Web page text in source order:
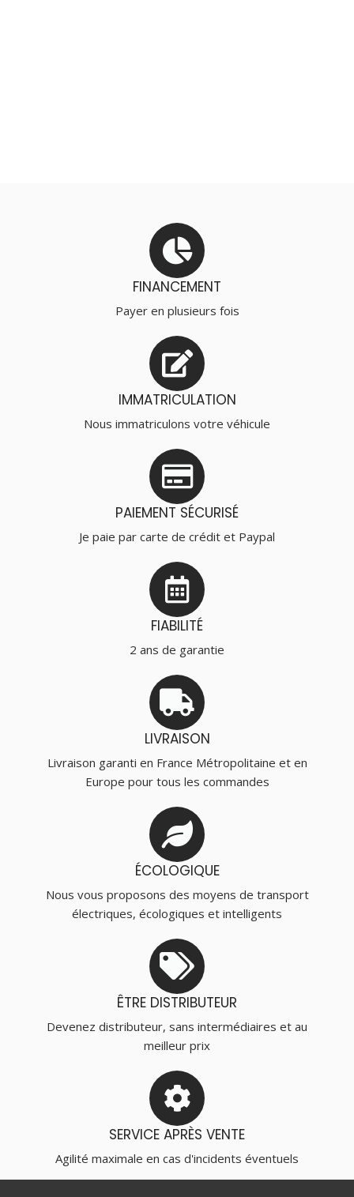
FINANCEMENT
Payer en plusieurs fois
IMMATRICULATION
Nous immatriculons votre véhicule
PAIEMENT SÉCURISÉ
Je paie par carte de crédit et Paypal
FIABILITÉ
2 ans de garantie
LIVRAISON
Livraison garanti en France Métropolitaine et en
Europe pour tous les commandes
ÉCOLOGIQUE
Nous vous proposons des moyens de transport
électriques, écologiques et intelligents
ÊTRE DISTRIBUTEUR
Devenez distributeur, sans intermédiaires et au
meilleur prix
SERVICE APRÈS VENTE
Agilité maximale en cas d'incidents éventuels